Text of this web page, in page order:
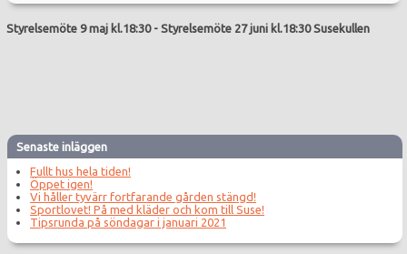
Styrelsemöte 9 maj kl.18:30- Styrelsemöte 27 juni kl.18:30 Susekullen
Senaste inläggen
Fullt hus hela tiden!
Öppet igen!
Vi håller tyvärr fortfarande gården stängd!
Sportlovet! På med kläder och kom till Suse!
Tipsrunda på söndagar i januari 2021